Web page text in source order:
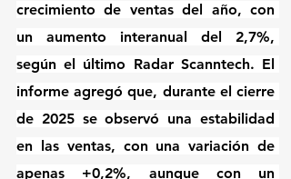
crecimiento de ventas del año, con
un aumento interanual del 2,7%,
según el último Radar Scanntech. El
informe agregó que, durante el cierre
de 2025 se observó una estabilidad
en las ventas, con una variación de
apenas +0,2%, aunque con un